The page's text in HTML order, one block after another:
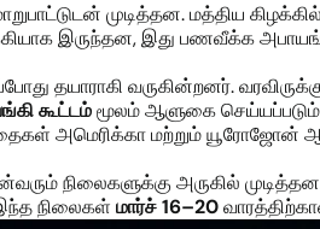
முடித்தன. மத்திய
இருந்தன, இது பணவீக்க
தயாராகி வருகின்றனர்.
கூட்டம்மூலம் ஆளுகை
அமெரிக்கா மற்றும் யூரோஜோன்
நிலைகளுக்கு அருகில்
நிலைகள் மார்ச் 16–20